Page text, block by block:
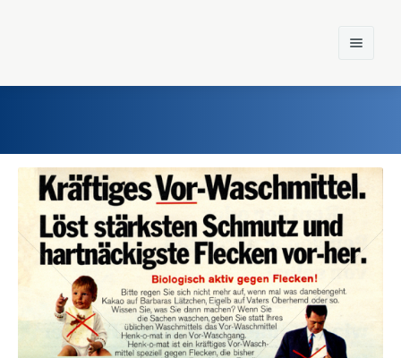
Home
Einst und Heute
Marken
Konzerne